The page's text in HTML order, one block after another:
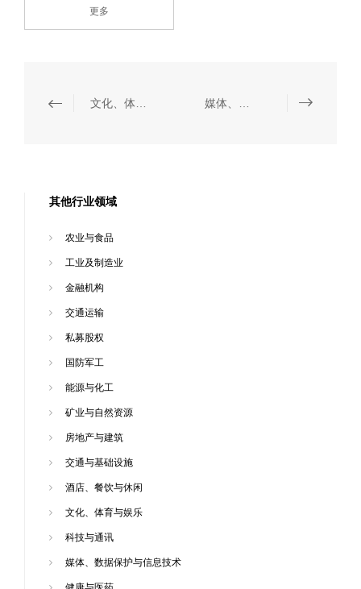
更多
其他行业领域
农业与食品
工业及制造业
金融机构
交通运输
私募股权
国防军工
能源与化工
矿业与自然资源
房地产与建筑
交通与基础设施
酒店、餐饮与休闲
文化、体育与娱乐
科技与通讯
媒体、数据保护与信息技术